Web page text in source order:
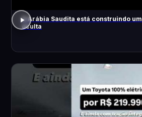
A Arábia Saudita está construindo
oculta